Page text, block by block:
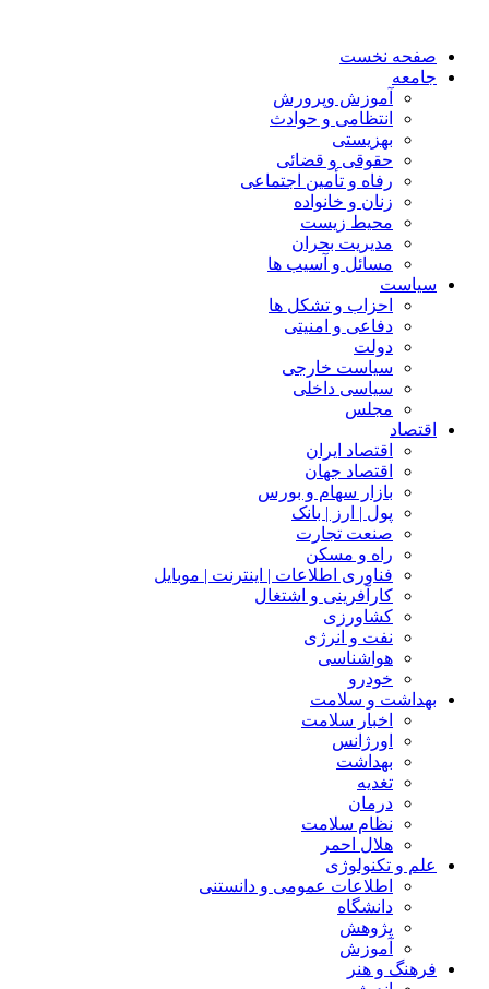
صفحه نخست
جامعه
آموزش وپرورش
انتظامی و حوادث
بهزیستی
حقوقی و قضائی
رفاه و تأمین اجتماعی
زنان و خانواده
محیط زیست
مدیریت بحران
مسائل و آسیب ها
سیاست
احزاب و تشکل ها
دفاعی و امنیتی
دولت
سیاست خارجی
سیاسی داخلی
مجلس
اقتصاد
اقتصاد ایران
اقتصاد جهان
بازار سهام و بورس
پول | ارز | بانک
صنعت تجارت
راه و مسکن
فناوری اطلاعات | اینترنت | موبایل
کارآفرینی و اشتغال
کشاورزی
نفت و انرژی
هواشناسی
خودرو
بهداشت و سلامت
اخبار سلامت
اورژانس
بهداشت
تغدیه
درمان
نظام سلامت
هلال احمر
علم و تکنولوژی
اطلاعات عمومی و دانستنی
دانشگاه
پژوهش
آموزش
فرهنگ و هنر